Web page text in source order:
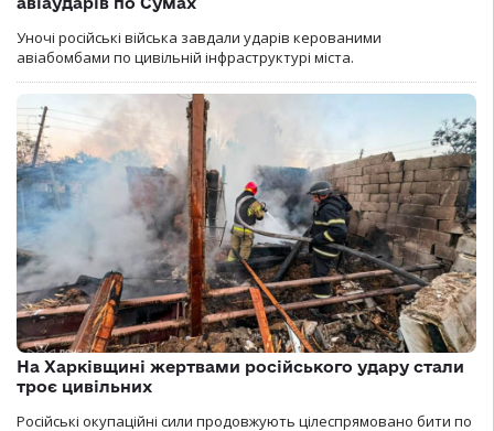
Уночі російські війська завдали ударів керованими
авіабомбами по цивільній інфраструктурі міста.
На Харківщині жертвами російського удару стали
троє цивільних
Російські окупаційні сили продовжують цілеспрямовано бити по